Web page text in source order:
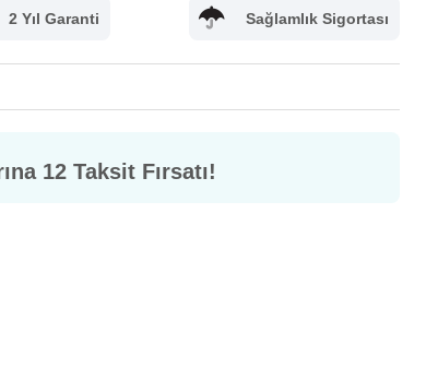
2 Yıl Garanti Sağlamlık Sigortası
12 Taksit Fırsatı!